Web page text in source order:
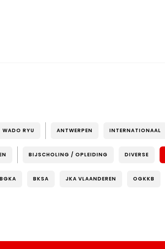
WADO RYU ANTWERPEN INTERNATIONAAL
BIJSCHOLING / OPLEIDING DIVERSE
BGKA BKSA JKA VLAANDEREN OGKKB